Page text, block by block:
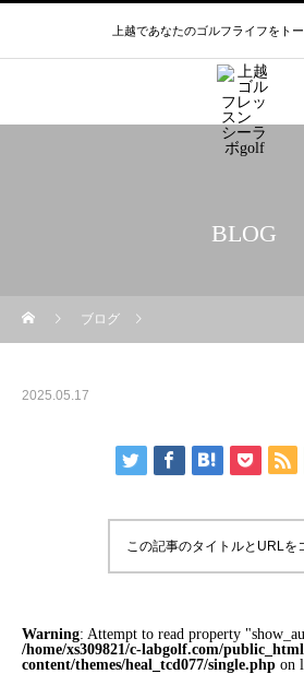
上越であなたのゴルフライフをト
BLOG
ブログ
2025.05.17
この記事のタイトルとURLを
Warning: Attempt to read property
/home/xs309821/c-labgolf.com/
content/themes/heal_tcd077/single.php on